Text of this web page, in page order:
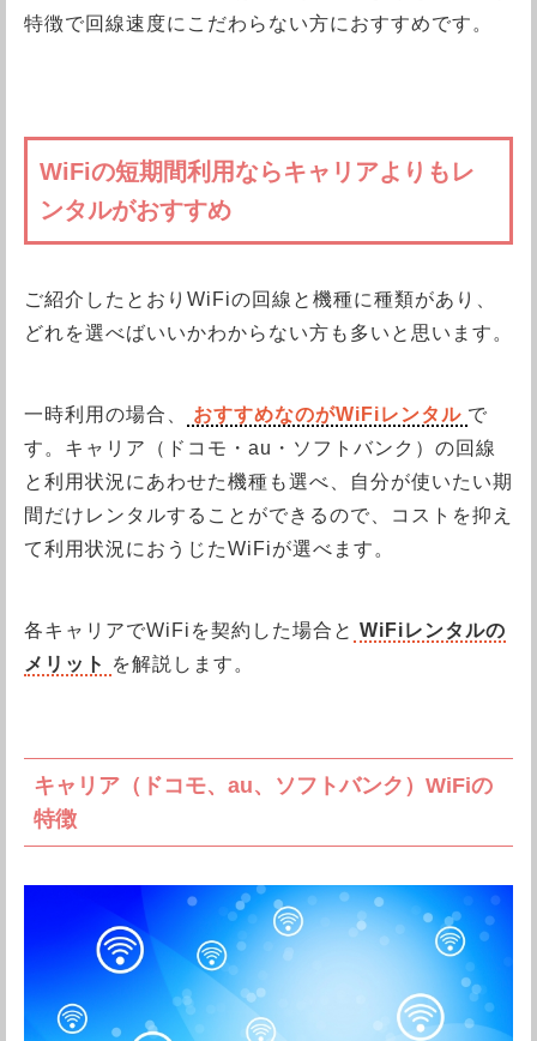
特徴で回線速度にこだわらない方におすすめです。
WiFiの短期間利用ならキャリアよりもレ
ンタルがおすすめ
ご紹介したとおりWiFiの回線と機種に種類があり、
どれを選べばいいかわからない方も多いと思います。
一時利用の場合、 おすすめなのがWiFiレンタル で
す。キャリア（ドコモ・au・ソフトバンク）の回線
と利用状況にあわせた機種も選べ、自分が使いたい期
間だけレンタルすることができるので、コストを抑え
て利用状況におうじたWiFiが選べます。
各キャリアでWiFiを契約した場合と WiFiレンタルの
メリット
を解説します。
キャリア（ドコモ、au、ソフトバンク）WiFiの
特徴